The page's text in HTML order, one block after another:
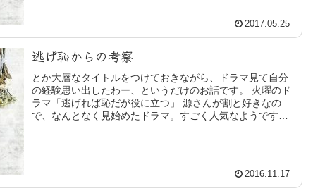
2017.05.25
逃げ恥からの考察
とか大層なタイトルをつけておきながら、ドラマ見て自分
の経験思い出したわー、というだけのお話です。 火曜のド
ラマ「逃げれば恥だが役に立つ」 源さんが割と好きなの
で、なんとなく見始めたドラマ。すごく人気なようです
2016.11.17